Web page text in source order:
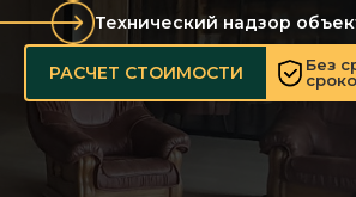
Технический надзор
РАСЧЕТ СТОИМОСТИ
Без